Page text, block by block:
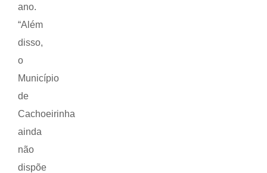
ano.
“Além
disso,
o
Município
de
Cachoeirinha
ainda
não
dispõe